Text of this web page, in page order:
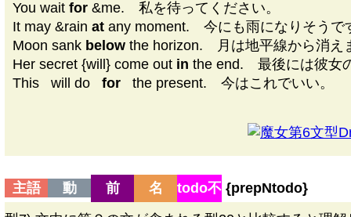
You wait for &me. 私を待ってください。
It may &rain at any moment. 今にも雨になりそうで
Moon sank below the horizon. 月は地平線から消え
Her secret {will} come out in the end. 最後には彼女
This
will do for the present. 今はこれでいい。
第6文型
主語 動 前 名 todo不 {prepNtodo}